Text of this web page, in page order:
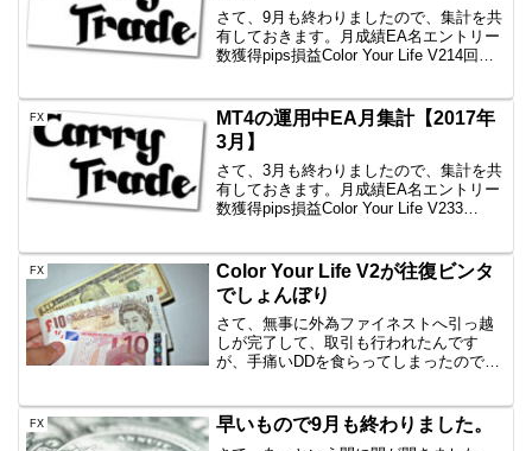
さて、9月も終わりましたので、集計を共
有しておきます。月成績EA名エントリー
数獲得pips損益Color Your Life V214回
FX
MT4の運用中EA月集計【2017年
3月】
さて、3月も終わりましたので、集計を共
有しておきます。月成績EA名エントリー
数獲得pips損益Color Your Life V233
+8.3+2,349...
FX
Color Your Life V2が往復ビンタ
でしょんぼり
さて、無事に外為ファイネストへ引っ越
しが完了して、取引も行われたんです
が、手痛いDDを食らってしまったのでそ
し、3.5万円プラスでした。しかし、13日
にロングした後、が...
FX 早いもので9月も終わりました。